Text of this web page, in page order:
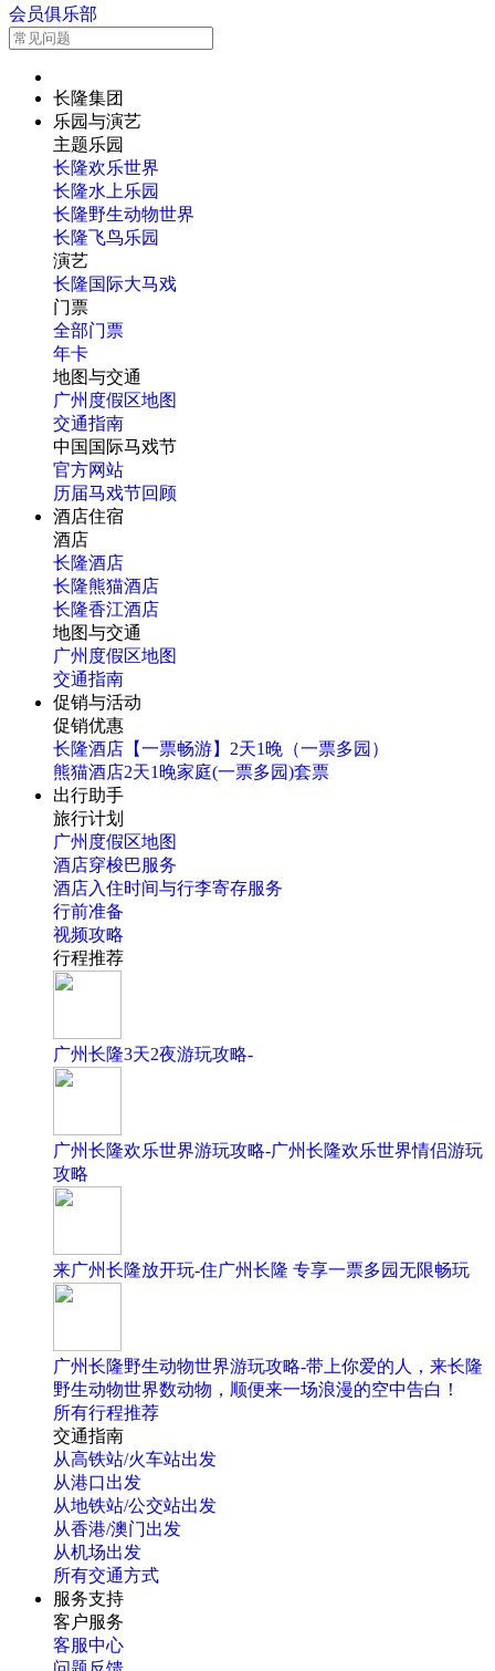
会员俱乐部
长隆集团
乐园与演艺
主题乐园
长隆欢乐世界
长隆水上乐园
长隆野生动物世界
长隆飞鸟乐园
演艺
长隆国际大马戏
门票
全部门票
年卡
地图与交通
广州度假区地图
交通指南
中国国际马戏节
官方网站
历届马戏节回顾
酒店住宿
酒店
长隆酒店
长隆熊猫酒店
长隆香江酒店
地图与交通
广州度假区地图
交通指南
促销与活动
促销优惠
长隆酒店【一票畅游】2天1晚（一票多园）
熊猫酒店2天1晚家庭(一票多园)套票
出行助手
旅行计划
广州度假区地图
酒店穿梭巴服务
酒店入住时间与行李寄存服务
行前准备
视频攻略
行程推荐
广州长隆3天2夜游玩攻略-
广州长隆欢乐世界游玩攻略-广州长隆欢乐世界情侣游玩
攻略
来广州长隆放开玩-住广州长隆 专享一票多园无限畅玩
广州长隆野生动物世界游玩攻略-带上你爱的人，来长隆
野生动物世界数动物，顺便来一场浪漫的空中告白！
所有行程推荐
交通指南
从高铁站/火车站出发
从港口出发
从地铁站/公交站出发
从香港/澳门出发
从机场出发
所有交通方式
服务支持
客户服务
客服中心